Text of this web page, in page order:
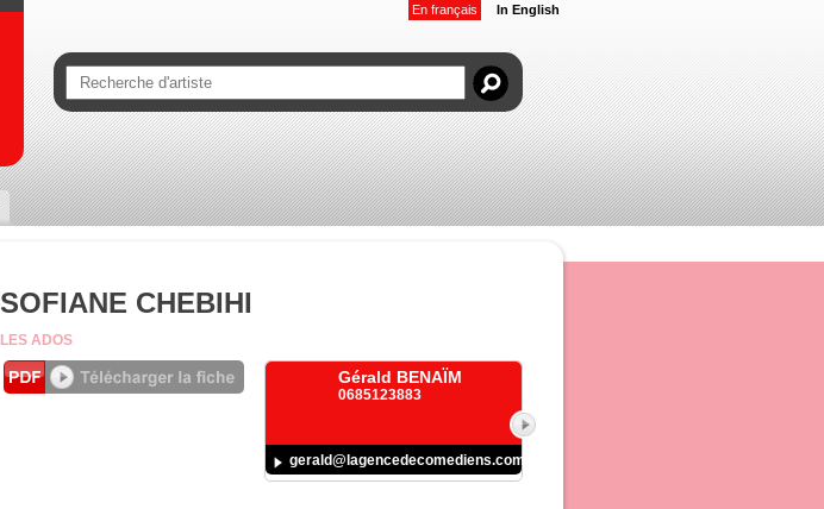
En français In English
SOFIANE CHEBIHI
LES ADOS
Gérald BENAÏM
0685123883
gerald@lagencedecomediens.com